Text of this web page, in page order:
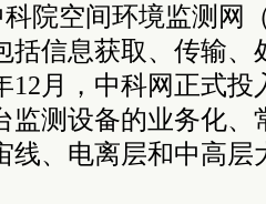
科院空间环境监测网
括信息获取、传输、
12月，中科网正式投
监测设备的业务化、
线、电离层和中高层